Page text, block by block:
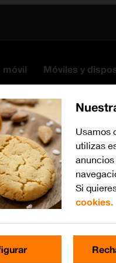
móvil Móviles y
Usamos
utilizas
Si
cookies.